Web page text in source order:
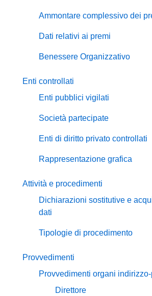
Ammontare complessivo dei
Dati relativi ai premi
Benessere Organizzativo
Enti controllati
Enti pubblici vigilati
Società partecipate
Enti di diritto privato controllati
Rappresentazione grafica
Attività e procedimenti
Dichiarazioni sostitutive e
dati
Tipologie di procedimento
Provvedimenti
Provvedimenti organi
Direttore